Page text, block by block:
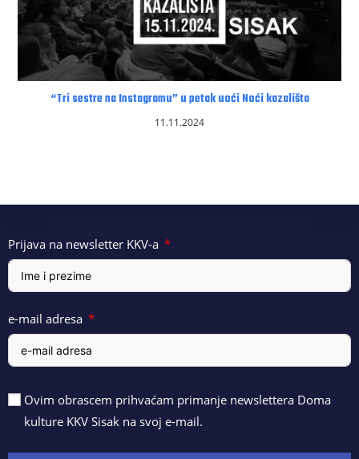
“Tri sestre na Instagramu” u petak uoći Noći kazališta
11.11.2024
Prijava na newsletter KKV-a
e-mail adresa
Ovim obrascem prihvaćam primanje newslettera Doma
kulture KKV Sisak na svoj e-mail.